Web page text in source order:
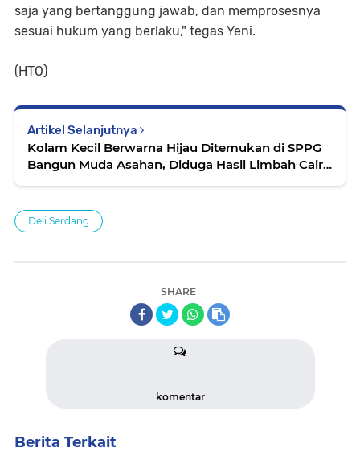
saja yang bertanggung jawab, dan memprosesnya
sesuai hukum yang berlaku," tegas Yeni.
(HTO)
Artikel Selanjutnya
Kolam Kecil Berwarna Hijau Ditemukan di SPPG
Bangun Muda Asahan, Diduga Hasil Limbah Cair
Deli Serdang
SHARE
komentar
Berita Terkait